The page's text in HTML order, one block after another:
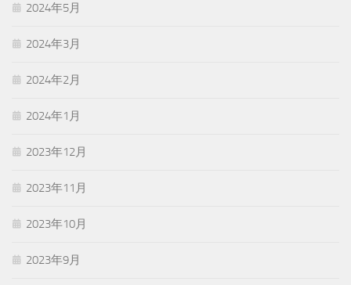
2024年5月
2024年3月
2024年2月
2024年1月
2023年12月
2023年11月
2023年10月
2023年9月